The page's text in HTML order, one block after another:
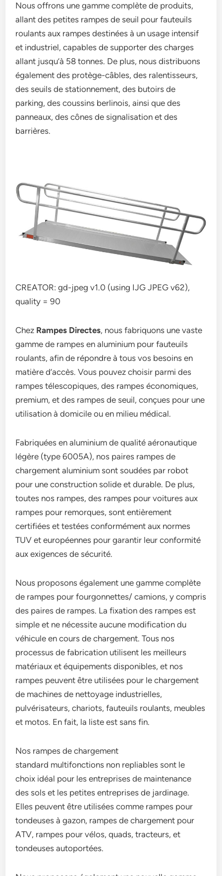
Nous offrons une gamme complète de produits,
allant des petites rampes de seuil pour fauteuils
roulants aux rampes destinées à un usage intensif
et industriel, capables de supporter des charges
allant jusqu’à 58 tonnes. De plus, nous distribuons
également des protège-câbles, des ralentisseurs,
des seuils de stationnement, des butoirs de
parking, des coussins berlinois, ainsi que des
panneaux, des cônes de signalisation et des
barrières.
CREATOR: gd-jpeg v1.0 (using IJG JPEG v62),
quality = 90
Chez Rampes Directes, nous fabriquons une vaste
gamme de rampes en aluminium pour fauteuils
roulants, afin de répondre à tous vos besoins en
matière d’accès. Vous pouvez choisir parmi des
rampes télescopiques, des rampes économiques,
premium, et des rampes de seuil, conçues pour une
utilisation à domicile ou en milieu médical.
Fabriquées en aluminium de qualité aéronautique
légère (type 6005A), nos paires rampes de
chargement aluminium sont soudées par robot
pour une construction solide et durable. De plus,
toutes nos rampes, des rampes pour voitures aux
rampes pour remorques, sont entièrement
certifiées et testées conformément aux normes
TUV et européennes pour garantir leur conformité
aux exigences de sécurité.
Nous proposons également une gamme complète
de rampes pour fourgonnettes/ camions, y compris
des paires de rampes. La fixation des rampes est
simple et ne nécessite aucune modification du
véhicule en cours de chargement. Tous nos
processus de fabrication utilisent les meilleurs
matériaux et équipements disponibles, et nos
rampes peuvent être utilisées pour le chargement
de machines de nettoyage industrielles,
pulvérisateurs, chariots, fauteuils roulants, meubles
et motos. En fait, la liste est sans fin.
Nos rampes de chargement
standard multifonctions non repliables sont le
choix idéal pour les entreprises de maintenance
des sols et les petites entreprises de jardinage.
Elles peuvent être utilisées comme rampes pour
tondeuses à gazon, rampes de chargement pour
ATV, rampes pour vélos, quads, tracteurs, et
tondeuses autoportées.